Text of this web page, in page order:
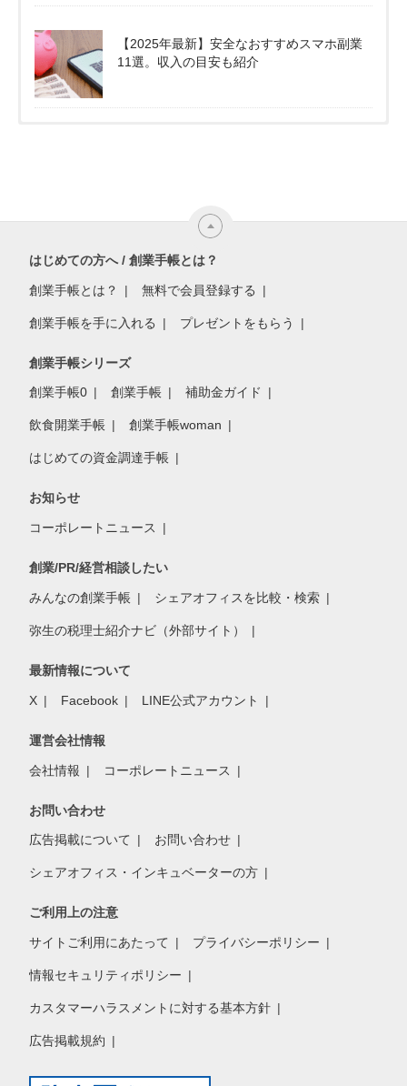
【2025年最新】安全なおすすめスマホ副業
11選。収入の目安も紹介
はじめての方へ / 創業手帳とは？
創業手帳とは？ 無料で会員登録する
創業手帳を手に入れる プレゼントをもらう
創業手帳シリーズ
創業手帳0 創業手帳 補助金ガイド
飲食開業手帳 創業手帳woman
はじめての資金調達手帳
お知らせ
コーポレートニュース
創業/PR/経営相談したい
みんなの創業手帳 シェアオフィスを比較・検索
弥生の税理士紹介ナビ（外部サイト）
最新情報について
X Facebook LINE公式アカウント
運営会社情報
会社情報 コーポレートニュース
お問い合わせ
広告掲載について お問い合わせ
シェアオフィス・インキュベーターの方
ご利用上の注意
サイトご利用にあたって プライバシーポリシー
情報セキュリティポリシー
カスタマーハラスメントに対する基本方針
広告掲載規約